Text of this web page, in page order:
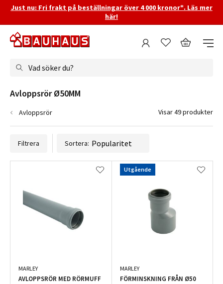
Just nu: Fri frakt på beställningar över 4 000 kronor*. Läs mer
här!
Vad söker du?
Filtrera Sortera:
MARLEY
AVLOPPSRÖR MED RÖRMUFF
Utgående
MARLEY
FÖRMINSKNING FRÅN Ø50
Avloppsrör Ø50MM
Avloppsrör Visar 49 produkter